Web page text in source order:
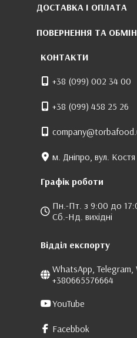
ДОСТАВКА І ОПЛАТА
ПОВЕРНЕННЯ ТА ОБМІН
КОНТАКТИ
+38 (099) 002 34 00
+38 (099) 458 25 26
м. Дніпро, вул.
Графік роботи
Пн.-Пт. з 9:00 до
Сб.-Нд. вихідні
Відділ експорту
WhatsApp, Telegram,
+380665576664
YouTube
Facebbok